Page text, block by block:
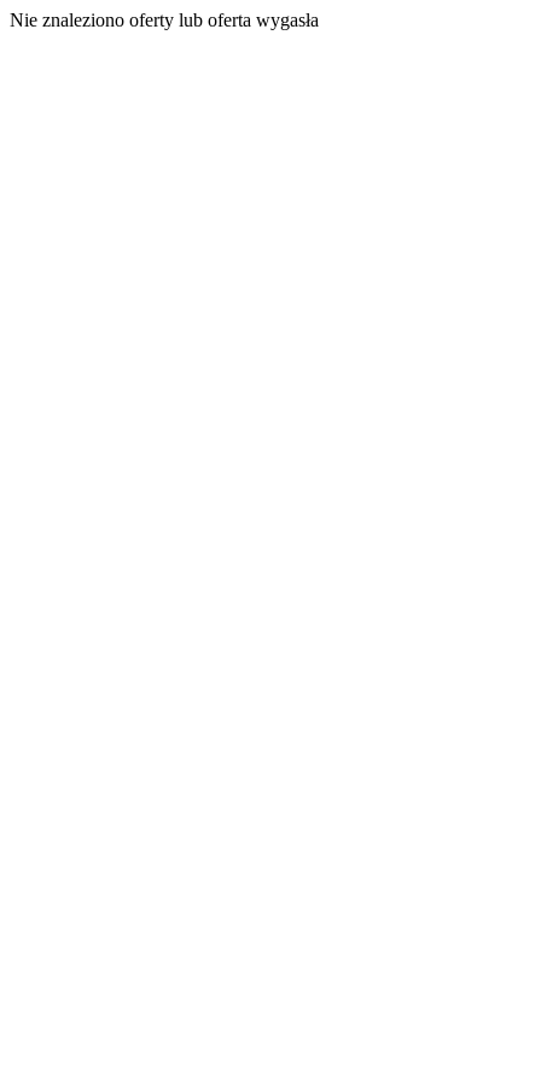
Nie znaleziono oferty lub oferta wygasła